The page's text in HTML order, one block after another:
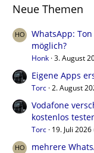
Neue Themen
WhatsApp:
möglich?
Honk 3. August
Eigene Apps
Torc 2. August
Vodafone
kostenlos
Torc 19. Juli
mehrere